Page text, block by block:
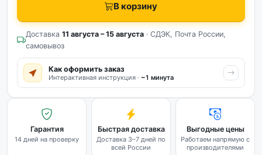
В корзину
Доставка 11 августа – 15 августа · СДЭК, Почта России,
самовывоз
Как оформить заказ
Интерактивная инструкция · ~1 минута
Гарантия
14 дней на проверку
Быстрая доставка
Доставка 3–7 дней по
всей России
Выгодные цены
Работаем напрямую с
производителями